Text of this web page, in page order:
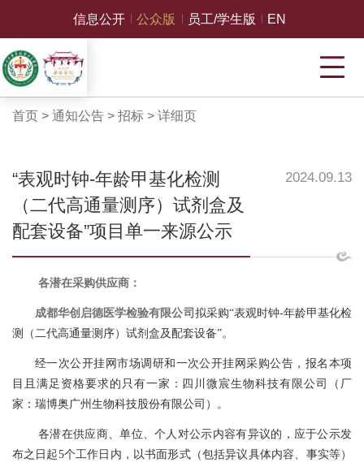
信息公开 公众版 员工/学生版 EN
首页 > 通知公告> 招标> 详细页
“表观时钟-年龄甲基化检测
（二代高通量测序）试剂盒及
配套设备”项目单一来源公示
2024.09.13
各潜在采购供应商：
成都华创启德医学检验有限公司 拟采购“表观时钟-年龄甲基化检
测（二代高通量测序）试剂盒及配套设备”。
经一次公开挂网市场调研和一次公开挂网采购公告，报名本项
目且满足资格要求的只有一家：四川微宸生物科技有限公司（厂
家：瑞博奥广州生物科技股份有限公司）
。
各潜在供应商、单位、个人对公示内容有异议的，应于公示发
布之日起5个工作日内，以书面形式（包括异议具体内容、事实等）